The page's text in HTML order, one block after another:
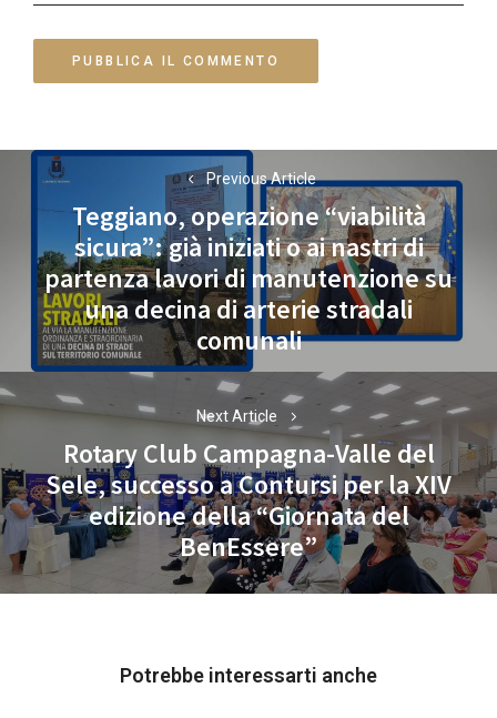
Navigazione
articoli
Previous Article
Previous
post:
Teggiano, operazione “viabilità
sicura”: già iniziati o ai nastri di
partenza lavori di manutenzione su
una decina di arterie stradali
comunali
Next Article
Next
post:
Rotary Club Campagna-Valle del
Sele, successo a Contursi per la XIV
edizione della “Giornata del
BenEssere”
Potrebbe interessarti anche